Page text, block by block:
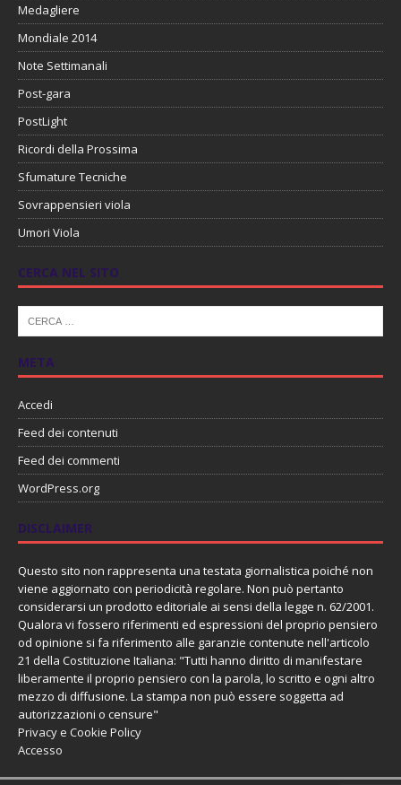
Medagliere
Mondiale 2014
Note Settimanali
Post-gara
PostLight
Ricordi della Prossima
Sfumature Tecniche
Sovrappensieri viola
Umori Viola
CERCA NEL SITO
META
Accedi
Feed dei contenuti
Feed dei commenti
WordPress.org
DISCLAIMER
Questo sito non rappresenta una testata giornalistica poiché non
viene aggiornato con periodicità regolare. Non può pertanto
considerarsi un prodotto editoriale ai sensi della legge n. 62/2001.
Qualora vi fossero riferimenti ed espressioni del proprio pensiero
od opinione si fa riferimento alle garanzie contenute nell'articolo
21 della Costituzione Italiana: "Tutti hanno diritto di manifestare
liberamente il proprio pensiero con la parola, lo scritto e ogni altro
mezzo di diffusione. La stampa non può essere soggetta ad
autorizzazioni o censure"
Privacy e Cookie Policy
Accesso